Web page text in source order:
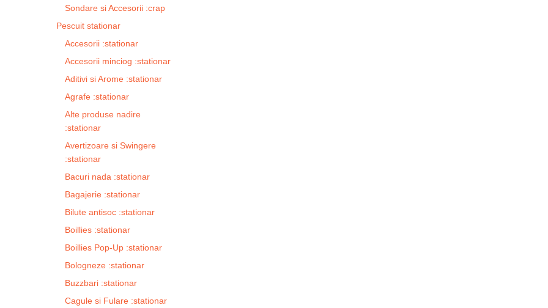
Sondare si Accesorii :crap
Pescuit stationar
Accesorii :stationar
Accesorii minciog :stationar
Aditivi si Arome :stationar
Agrafe :stationar
Alte produse nadire
:stationar
Avertizoare si Swingere
:stationar
Bacuri nada :stationar
Bagajerie :stationar
Bilute antisoc :stationar
Boillies :stationar
Boillies Pop-Up :stationar
Bologneze :stationar
Buzzbari :stationar
Cagule si Fulare :stationar